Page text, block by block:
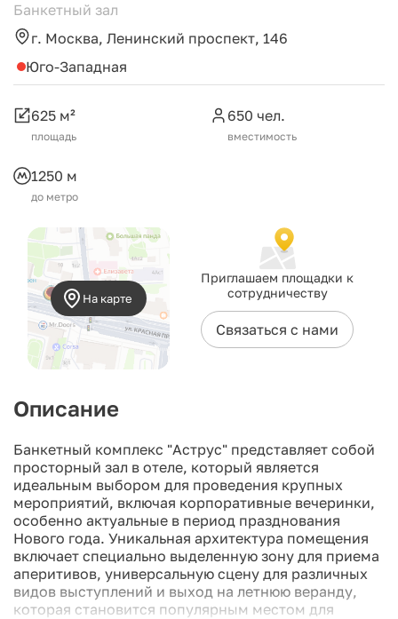
Банкетный зал
г. Москва, Ленинский проспект, 146
Юго-Западная
625 м²
площадь
650 чел.
вместимость
1250 м
до метро
На карте
Приглашаем площадки к
сотрудничеству
Связаться с нами
Описание
Банкетный комплекс "Аструс" представляет собой
просторный зал в отеле, который является
идеальным выбором для проведения крупных
мероприятий, включая корпоративные вечеринки,
особенно актуальные в период празднования
Нового года. Уникальная архитектура помещения
включает специально выделенную зону для приема
аперитивов, универсальную сцену для различных
видов выступлений и выход на летнюю веранду,
которая становится популярным местом для